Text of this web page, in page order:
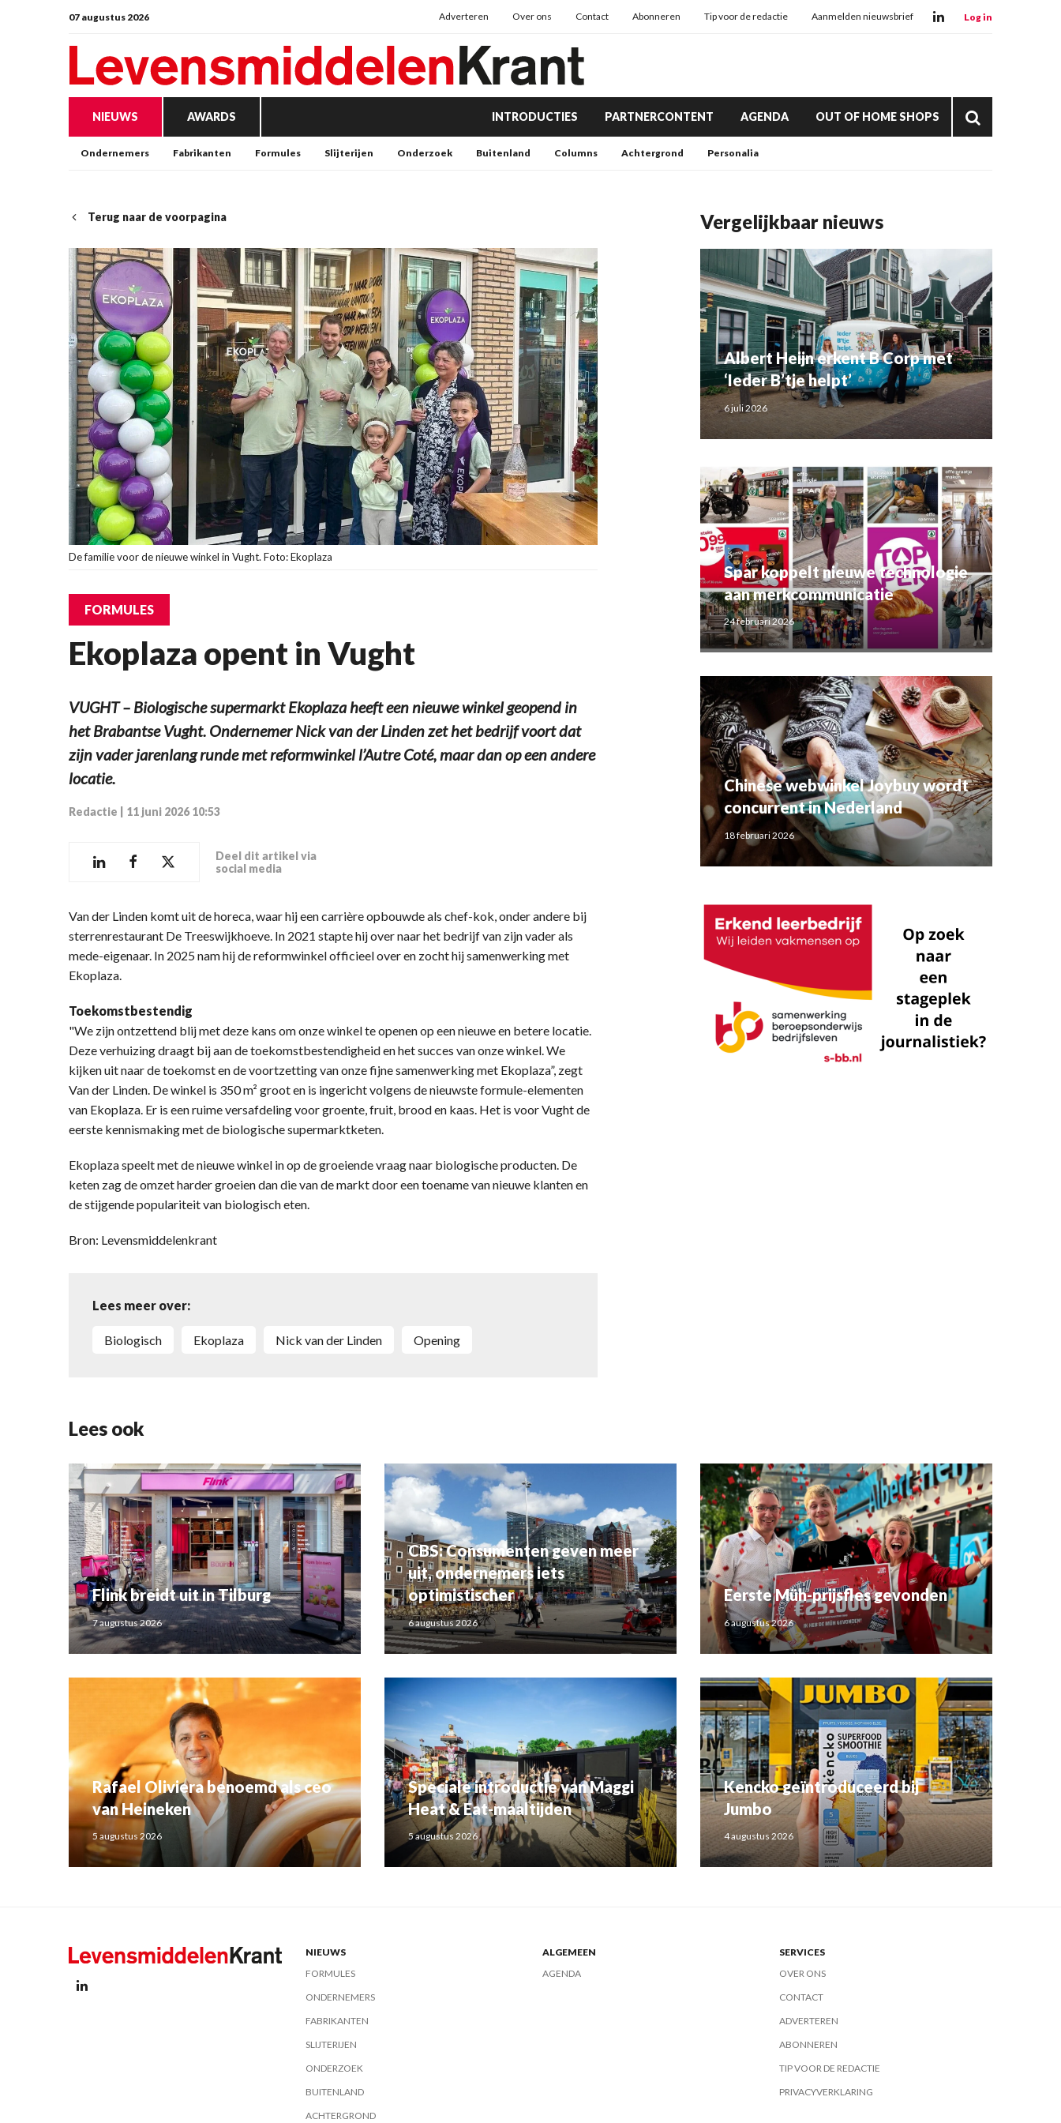
07 augustus 2026 Adverteren Over ons Contact Abonneren Tip voor de redactie Aanmelden nieuwsbrief Log in
NIEUWS AWARDS INTRODUCTIES PARTNERCONTENT AGENDA OUT OF HOME SHOPS
Ondernemers Fabrikanten Formules Slijterijen Onderzoek Buitenland Columns Achtergrond Personalia
Terug naar de voorpagina
De familie voor de nieuwe winkel in Vught. Foto: Ekoplaza
FORMULES
Ekoplaza opent in Vught
VUGHT – Biologische supermarkt Ekoplaza heeft een nieuwe winkel geopend in
het Brabantse Vught. Ondernemer Nick van der Linden zet het bedrijf voort dat
zijn vader jarenlang runde met reformwinkel l’Autre Coté, maar dan op een andere
locatie.
Redactie 11 juni 2026 10:53
Deel dit artikel via
social media
Van der Linden komt uit de horeca, waar hij een carrière opbouwde als chef-kok, onder andere bij
sterrenrestaurant De Treeswijkhoeve. In 2021 stapte hij over naar het bedrijf van zijn vader als
mede-eigenaar. In 2025 nam hij de reformwinkel officieel over en zocht hij samenwerking met
Ekoplaza.
Toekomstbestendig
"We zijn ontzettend blij met deze kans om onze winkel te openen op een nieuwe en betere locatie.
Deze verhuizing draagt bij aan de toekomstbestendigheid en het succes van onze winkel. We
kijken uit naar de toekomst en de voortzetting van onze fijne samenwerking met Ekoplaza”, zegt
Van der Linden. De winkel is 350 m² groot en is ingericht volgens de nieuwste formule-elementen
van Ekoplaza. Er is een ruime versafdeling voor groente, fruit, brood en kaas. Het is voor Vught de
eerste kennismaking met de biologische supermarktketen.
Ekoplaza speelt met de nieuwe winkel in op de groeiende vraag naar biologische producten. De
keten zag de omzet harder groeien dan die van de markt door een toename van nieuwe klanten en
de stijgende populariteit van biologisch eten.
Bron: Levensmiddelenkrant
Lees meer over:
biologisch Ekoplaza Nick van der Linden opening
Vergelijkbaar nieuws
Albert Heijn erkent B Corp met
‘Ieder B’tje helpt’
6 juli 2026
Spar koppelt nieuwe technologie
aan merkcommunicatie
24 februari 2026
Chinese webwinkel Joybuy wordt
concurrent in Nederland
18 februari 2026
Lees ook
Flink breidt uit in Tilburg
7 augustus 2026
CBS: Consumenten geven meer
uit, ondernemers iets
optimistischer
6 augustus 2026
Eerste Müh-prijsfles gevonden
6 augustus 2026
Rafael Oliviera benoemd als ceo
van Heineken
5 augustus 2026
Speciale introductie van Maggi
Heat & Eat-maaltijden
5 augustus 2026
Kencko geïntroduceerd bij
Jumbo
4 augustus 2026
NIEUWS
FORMULES
ONDERNEMERS
FABRIKANTEN
SLIJTERIJEN
ONDERZOEK
BUITENLAND
ACHTERGROND
ALGEMEEN
AGENDA
SERVICES
OVER ONS
CONTACT
ADVERTEREN
ABONNEREN
TIP VOOR DE REDACTIE
PRIVACYVERKLARING